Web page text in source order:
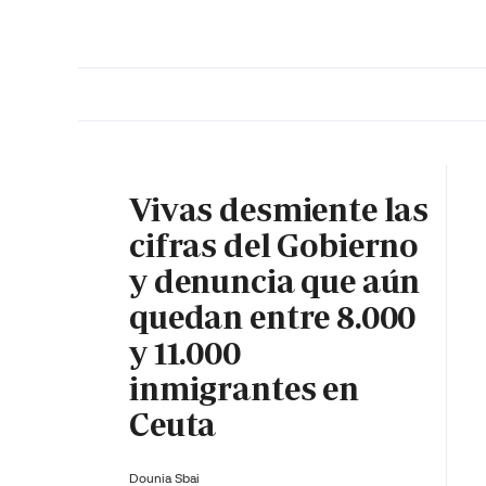
Vivas desmiente las
cifras del Gobierno
y denuncia que aún
quedan entre 8.000
y 11.000
inmigrantes en
Ceuta
Dounia Sbai